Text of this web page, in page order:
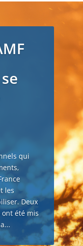
qui
les
Deux
été mis